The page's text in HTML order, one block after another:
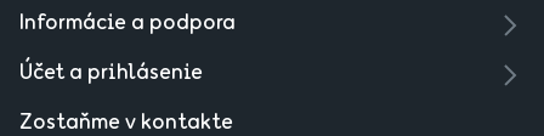
Informácie a podpora
Účet a prihlásenie
Zostaňme v kontakte